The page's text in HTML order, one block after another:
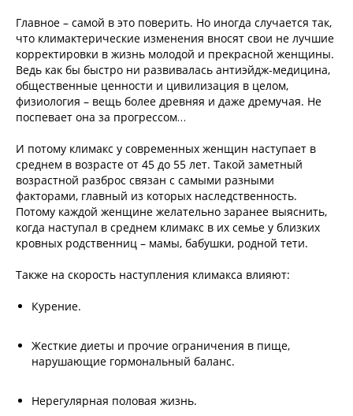
Главное – самой в это поверить. Но иногда случается так,
что климактерические изменения вносят свои не лучшие
корректировки в жизнь молодой и прекрасной женщины.
Ведь как бы быстро ни развивалась антиэйдж-медицина,
общественные ценности и цивилизация в целом,
физиология – вещь более древняя и даже дремучая. Не
поспевает она за прогрессом…
И потому климакс у современных женщин наступает в
среднем в возрасте от 45 до 55 лет. Такой заметный
возрастной разброс связан с самыми разными
факторами, главный из которых наследственность.
Потому каждой женщине желательно заранее выяснить,
когда наступал в среднем климакс в их семье у близких
кровных родственниц – мамы, бабушки, родной тети.
Также на скорость наступления климакса влияют:
Курение.
Жесткие диеты и прочие ограничения в пище,
нарушающие гормональный баланс.
Нерегулярная половая жизнь.